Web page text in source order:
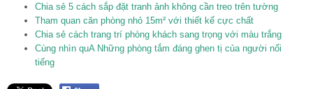
Chia sẻ 5 cách sắp đặt tranh ảnh không cần treo trên tường
Tham quan căn phòng nhỏ 15m² với thiết kế cực chất
Chia sẻ cách trang trí phòng khách sang trọng với màu trắng
Cùng nhìn quA Những phòng tắm đáng ghen tị của người nổi
tiếng